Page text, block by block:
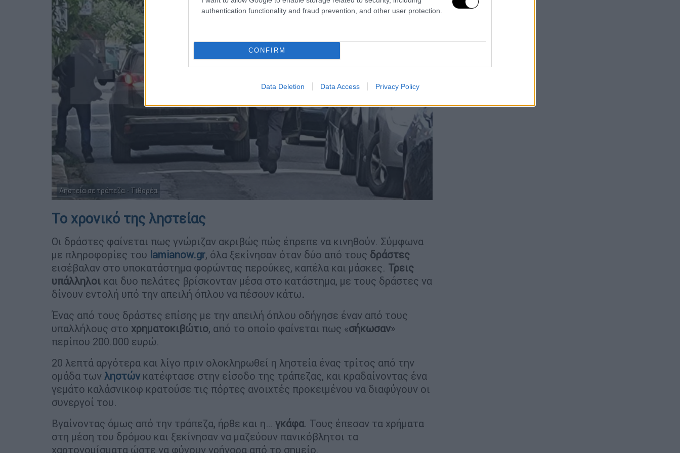
authentication functionality and fraud prevention, and other user protection.
CONFIRM
Data Deletion Data Access Privacy Policy
Ληστεία σε τράπεζα - Τιθορέα
Το χρονικό της ληστείας
Οι δράστες φαίνεται πως γνώριζαν ακριβώς πώς έπρεπε να κινηθούν. Σύμφωνα
με πληροφορίες του lamianow.gr, όλα ξεκίνησαν όταν δύο από τους δράστες
εισέβαλαν στο υποκατάστημα φορώντας περούκες, καπέλα και μάσκες. Τρεις
υπάλληλοι και δυο πελάτες βρίσκονταν μέσα στο κατάστημα, με τους δράστες να
δίνουν εντολή υπό την απειλή όπλου να πέσουν κάτω.
Ένας από τους δράστες επίσης με την απειλή όπλου οδήγησε έναν από τους
υπαλλήλους στο χρηματοκιβώτιο, από το οποίο φαίνεται πως «σήκωσαν»
περίπου 200.000 ευρώ.
20 λεπτά αργότερα και λίγο πριν ολοκληρωθεί η ληστεία ένας τρίτος από την
ομάδα των ληστών κατέφτασε στην είσοδο της τράπεζας, και κραδαίνοντας ένα
γεμάτο καλάσνικοφ κρατούσε τις πόρτες ανοιχτές προκειμένου να διαφύγουν οι
συνεργοί του.
Βγαίνοντας όμως από την τράπεζα, ήρθε και η… γκάφα. Τους έπεσαν τα χρήματα
στη μέση του δρόμου και ξεκίνησαν να μαζεύουν πανικόβλητοι τα
χαρτονομίσματα ώστε να φύγουν γρήγορα από το σημείο.